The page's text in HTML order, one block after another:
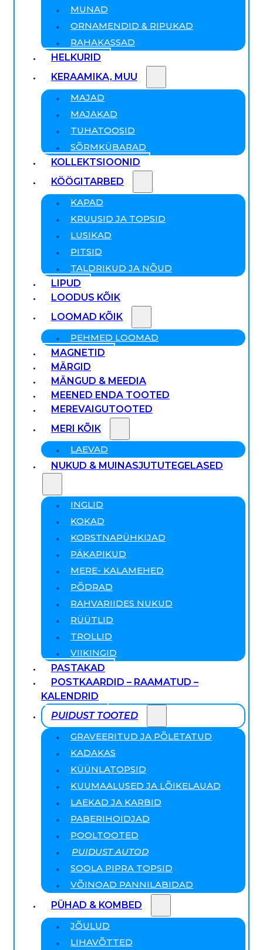
MUNAD
ORNAMENDID & RIPUKAD
RAHAKASSAD
HELKURID
KERAAMIKA, MUU
MAJAD
MAJAKAD
TUHATOOSID
SÕRMKÜBARAD
KOLLEKTSIOONID
KÖÖGITARBED
KAPAD
KRUUSID JA TOPSID
LUSIKAD
PITSID
TALDRIKUD JA NÕUD
LIPUD
LOODUS KÕIK
LOOMAD KÕIK
PEHMED LOOMAD
MAGNETID
MÄRGID
MÄNGUD & MEEDIA
MEENED ENDA TOOTED
MEREVAIGUTOOTED
MERI KÕIK
LAEVAD
NUKUD & MUINASJUTUTEGELASED
INGLID
KOKAD
KORSTNAPÜHKIJAD
PÄKAPIKUD
MERE- KALAMEHED
PÕDRAD
RAHVARIIDES NUKUD
RÜÜTLID
TROLLID
VIIKINGID
PASTAKAD
POSTKAARDID – RAAMATUD –
KALENDRID
PUIDUST TOOTED
GRAVEERITUD JA PÕLETATUD
KADAKAS
KÜÜNLATOPSID
KUUMAALUSED JA LÕIKELAUAD
LAEKAD JA KARBID
PABERIHOIDJAD
POOLTOOTED
PUIDUST AUTOD
SOOLA PIPRA TOPSID
VÕINOAD PANNILABIDAD
PÜHAD & KOMBED
JÕULUD
LIHAVÕTTED